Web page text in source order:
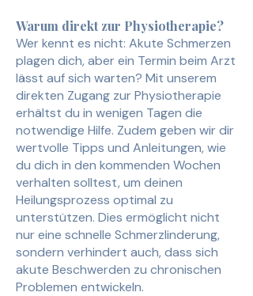
Warum direkt zur Physiotherapie?
Wer kennt es nicht: Akute Schmerzen
plagen dich, aber ein Termin beim Arzt
lässt auf sich warten? Mit unserem
direkten Zugang zur Physiotherapie
erhältst du in wenigen Tagen die
notwendige Hilfe. Zudem geben wir dir
wertvolle Tipps und Anleitungen, wie
du dich in den kommenden Wochen
verhalten solltest, um deinen
Heilungsprozess optimal zu
unterstützen. Dies ermöglicht nicht
nur eine schnelle Schmerzlinderung,
sondern verhindert auch, dass sich
akute Beschwerden zu chronischen
Problemen entwickeln.